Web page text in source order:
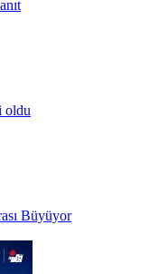
oldu
Büyüyor